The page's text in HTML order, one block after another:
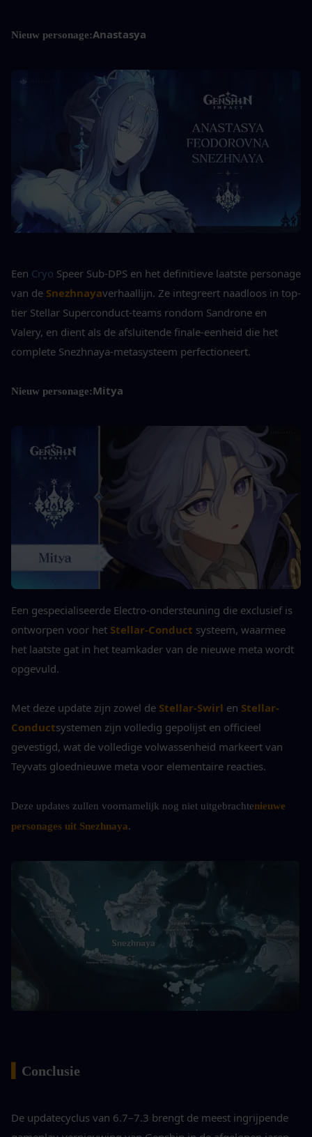
Nieuw personage:Anastasya
Een Cryo Speer Sub-DPS en het definitieve laatste personage
van de Snezhnayaverhaallijn. Ze integreert naadloos in top-
tier Stellar Superconduct-teams rondom Sandrone en
Valery, en dient als de afsluitende finale-eenheid die het
complete Snezhnaya-metasysteem perfectioneert.
Nieuw personage:Mitya
Een gespecialiseerde Electro-ondersteuning die exclusief is
ontworpen voor het Stellar-Conduct systeem, waarmee
het laatste gat in het teamkader van de nieuwe meta wordt
opgevuld.
Met deze update zijn zowel de Stellar-Swirl en Stellar-
Conductsystemen zijn volledig gepolijst en officieel
gevestigd, wat de volledige volwassenheid markeert van
Teyvats gloednieuwe meta voor elementaire reacties.
Deze updates zullen voornamelijk nog niet uitgebrachtenieuwe
personages uit Snezhnaya.
Conclusie
De updatecyclus van 6.7–7.3 brengt de meest ingrijpende